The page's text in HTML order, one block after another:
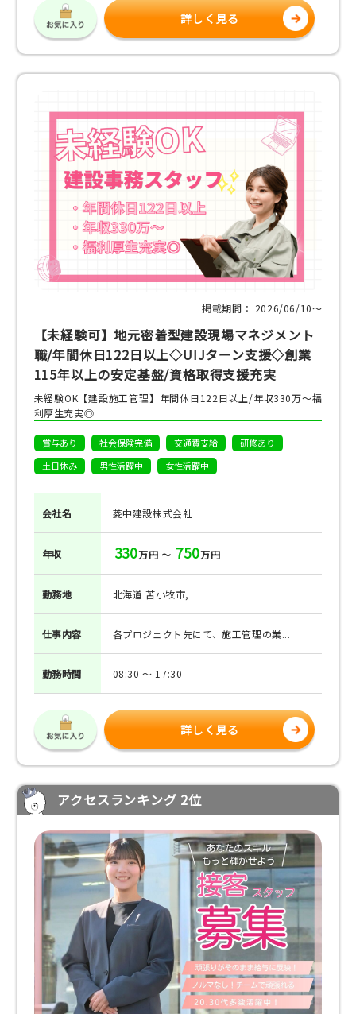
詳しく見る
掲載期間： 2026/06/10〜
【未経験可】地元密着型建設現場マネジメント
職/年間休日122日以上◇UIJターン支援◇創業
115年以上の安定基盤/資格取得支援充実
未経験OK【建設施工管理】年間休日122日以上/年収330万～福
利厚生充実◎
賞与あり 社会保険完備 交通費支給
研修あり
土日休み
男性活躍中 女性活躍中
会社名 菱中建設株式会社
年収 330万円 ～ 750万円
勤務地 北海道 苫小牧市,
仕事内容 各プロジェクト先にて、施工管理の業...
勤務時間 08:30 ～ 17:30
詳しく見る
アクセスランキング 2位